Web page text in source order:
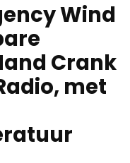
Wind
Crank
met